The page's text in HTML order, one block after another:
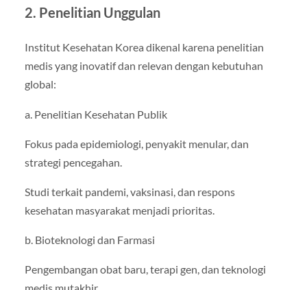
2. Penelitian Unggulan
Institut Kesehatan Korea dikenal karena penelitian
medis yang inovatif dan relevan dengan kebutuhan
global:
a. Penelitian Kesehatan Publik
Fokus pada epidemiologi, penyakit menular, dan
strategi pencegahan.
Studi terkait pandemi, vaksinasi, dan respons
kesehatan masyarakat menjadi prioritas.
b. Bioteknologi dan Farmasi
Pengembangan obat baru, terapi gen, dan teknologi